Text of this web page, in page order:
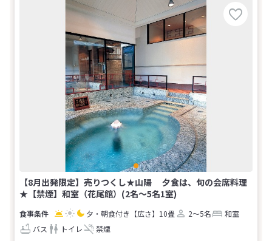
【8月出発限定】売りつくし★山陽 夕食は、旬の会席料理
★【禁煙】和室（花尾館）(2名～5名1室)
夕・朝食付き 【広さ】10畳 2～5名
和室
バス
トイレ 禁煙